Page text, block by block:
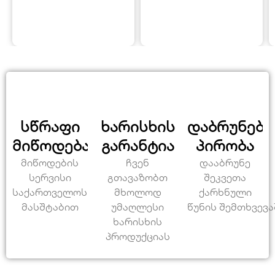
სწრაფი
მიწოდება
მიწოდების
სერვისი
საქართველოს
მასშტაბით
ხარისხის
გარანტია
ჩვენ
გთავაზობთ
მხოლოდ
უმაღლესი
ხარისხის
პროდუქციას
პირობა
დააბრუნე
შეკვეთა
ქარხნული
წუნის